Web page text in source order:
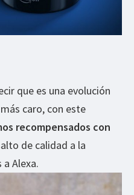
que es una evolución
caro, con este
recompensados con
de calidad a la
Alexa.